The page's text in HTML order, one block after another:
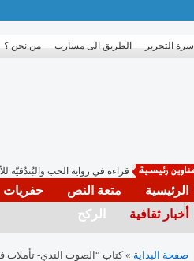
أسرة التحرير الطريق الى مسارب من نحن ؟
"الإصلاح" في عد
الرئيسية متعة النص حفريات
أخبار ثقافية
الركح
صفحة البداية » كتاب “الصوت الندي- تأملات